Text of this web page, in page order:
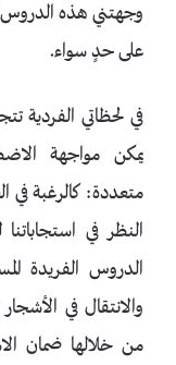
وجهتني هذه الدروس
على حدٍ سواء.
في لحظاتي الفردية
يمكن مواجهة
متعددة: كالرغبة في
النظر في
الدروس الفريدة
والانتقال في
من خلالها ضمان